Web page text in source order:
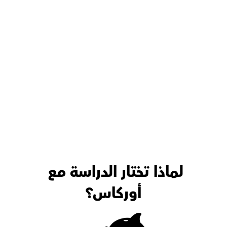
أوركاس؟